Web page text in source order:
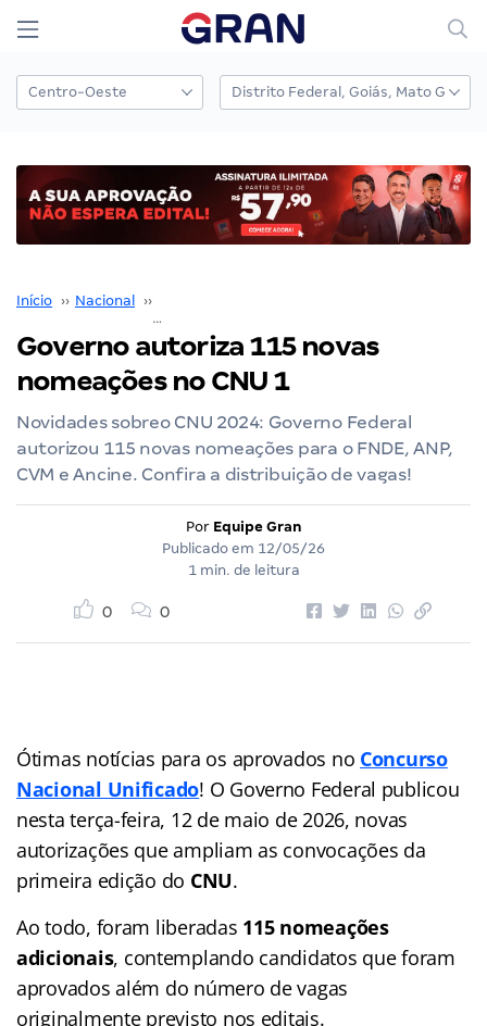
Início ›› Nacional ››
Governo autoriza 115 novas
nomeações no CNU 1
Novidades sobreo CNU 2024: Governo Federal
autorizou 115 novas nomeações para o FNDE, ANP,
CVM e Ancine. Confira a distribuição de vagas!
Por Equipe Gran
Publicado em 12/05/26
1 min. de leitura
0 0
Ótimas notícias para os aprovados no Concurso
Nacional Unificado! O Governo Federal publicou
nesta terça-feira, 12 de maio de 2026, novas
autorizações que ampliam as convocações da
primeira edição do CNU.
Ao todo, foram liberadas 115 nomeações
adicionais, contemplando candidatos que foram
aprovados além do número de vagas
originalmente previsto nos editais.